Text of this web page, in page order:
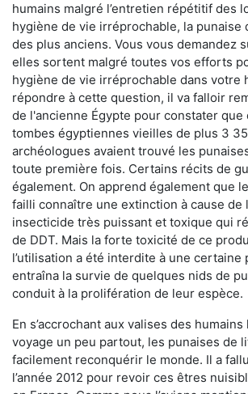
humains malgré l’entretien répétitif des
hygiène de vie irréprochable, la punaise
des plus anciens. Vous vous demandez
elles sortent malgré toutes vos efforts
hygiène de vie irréprochable dans votre
répondre à cette question, il va falloir
de l'ancienne Égypte pour constater que
tombes égyptiennes vieilles de plus 3
archéologues avaient trouvé les
toute première fois. Certains récits de
également. On apprend également que
failli connaître une extinction à cause de
insecticide très puissant et toxique qui
de DDT. Mais la forte toxicité de ce
l’utilisation a été interdite à une certaine
entraîna la survie de quelques nids de
conduit à la prolifération de leur espèce.
En s’accrochant aux valises des
voyage un peu partout, les punaises de
facilement reconquérir le monde. Il a
l’année 2012 pour revoir ces êtres